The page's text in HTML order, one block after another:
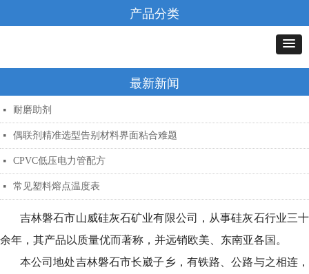
产品分类
最新新闻
吉林磐石市山威硅灰石矿业有限公司，从事硅灰石行业三十
余年，其产品以质量优而著称，并远销欧美、东南亚各国。
本公司地处吉林磐石市长崴子乡，有铁路、公路与之相连，
넷 耐磨助剂
넷 偶联剂精准选型告别材料界面粘合难题
넷 CPVC低压电力管配方
넷 常见塑料熔点温度表